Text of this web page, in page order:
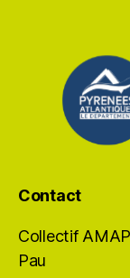
Contact
Collectif
Pau